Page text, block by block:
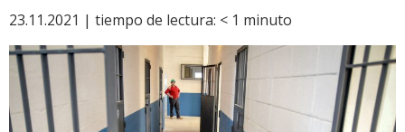
23.11.2021 | tiempo de lectura: < 1 minuto